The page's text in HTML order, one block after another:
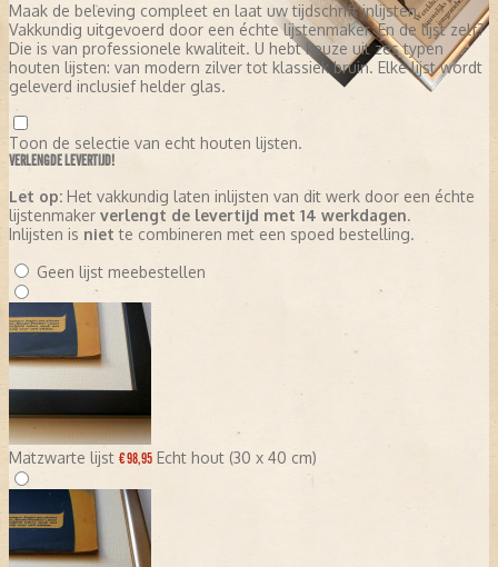
Maak de beleving compleet en laat uw tijdschrift inlijsten.
Vakkundig uitgevoerd door een échte lijstenmaker. En de lijst zelf?
Die is van professionele kwaliteit. U hebt keuze uit zes typen
houten lijsten: van modern zilver tot klassiek bruin. Elke lijst wordt
geleverd inclusief helder glas.
Toon de selectie van echt houten lijsten.
VERLENGDE LEVERTIJD!
Let op: Het vakkundig laten inlijsten van dit werk door een échte
lijstenmaker verlengt de levertijd met 14 werkdagen.
Inlijsten is niet te combineren met een spoed bestelling.
Geen lijst meebestellen
Matzwarte lijst € 98,95 Echt hout (30 x 40 cm)